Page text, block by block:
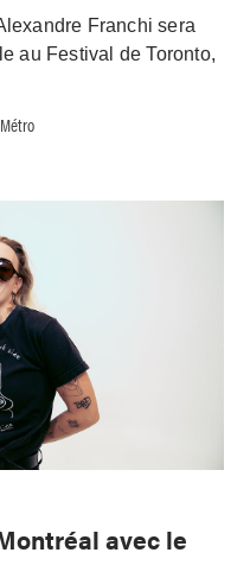
Franchi sera
au Festival de Toronto,
avec le